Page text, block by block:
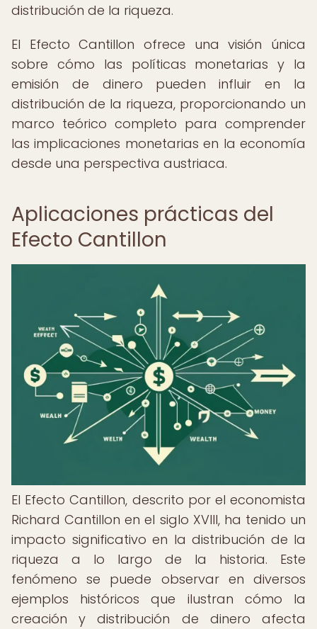
distribución de la riqueza.
El Efecto Cantillon ofrece una visión única
sobre cómo las políticas monetarias y la
emisión de dinero pueden influir en la
distribución de la riqueza, proporcionando un
marco teórico completo para comprender
las implicaciones monetarias en la economía
desde una perspectiva austriaca.
Aplicaciones prácticas del
Efecto Cantillon
El Efecto Cantillon, descrito por el economista
Richard Cantillon en el siglo XVIII, ha tenido un
impacto significativo en la distribución de la
riqueza a lo largo de la historia. Este
fenómeno se puede observar en diversos
ejemplos históricos que ilustran cómo la
creación y distribución de dinero afecta